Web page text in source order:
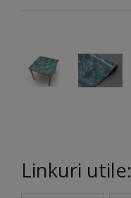
Linkuri utile: